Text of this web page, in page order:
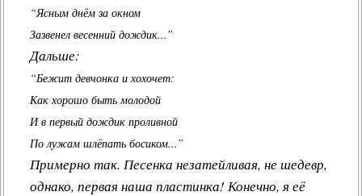
“Ясным днём за окном
Зазвенел весенний дождик...”
Дальше:
“Бежит девчонка и хохочет:
Как хорошо быть молодой
И в первый дождик проливной
По лужам шлёпать босиком...”
Примерно так. Песенка незатейливая, не шедевр,
однако, первая наша пластинка! Конечно, я её